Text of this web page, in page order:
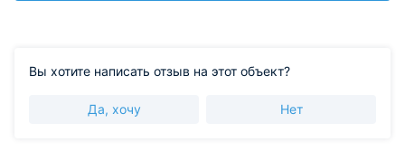
городской отель в тихом месте возле красивого парка
и недалеко от метро и трамвая.
Вы хотите написать отзыв на этот объект?
Да, хочу Нет